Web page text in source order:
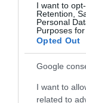
I want to
Retention,
Personal
Purposes
Opted Out
Google
I want to
related to
Figyelem! A
network nézeteit
publikációjával
Kérjük,